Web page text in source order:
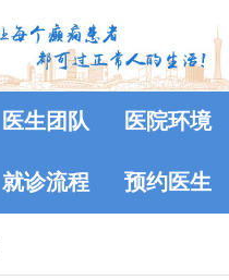
医生团队 医院环境
就诊流程 预约医生